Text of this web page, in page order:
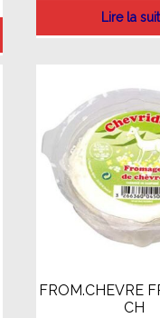
Lire la
FROM.CHEVRE
CH